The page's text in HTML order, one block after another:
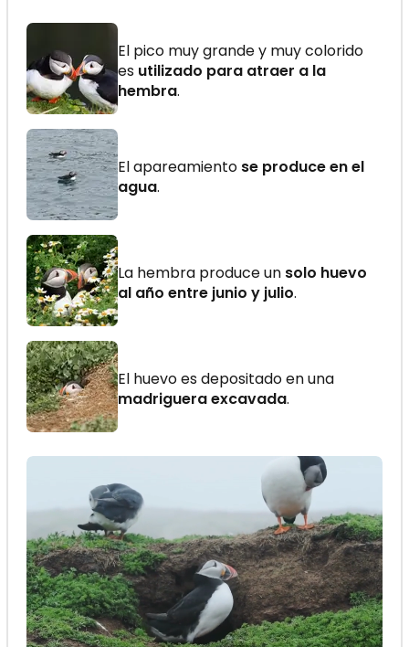
El pico muy grande y muy colorido
es utilizado para atraer a la
hembra.
El apareamiento se produce en el
agua.
La hembra produce un solo huevo
al año entre junio y julio.
El huevo es depositado en una
madriguera excavada.